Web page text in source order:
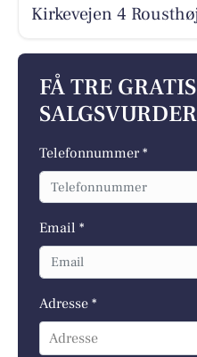
Kirkevejen 4
FÅ TRE GRATIS
Telefonnummer *
Email *
Adresse *
Adresse